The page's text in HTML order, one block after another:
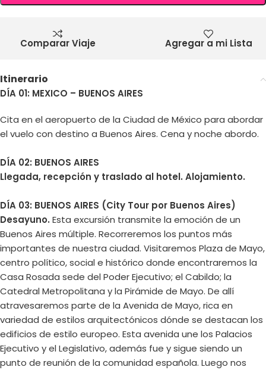
Comparar Viaje Agregar a mi Lista
Itinerario
DÍA 01: MEXICO – BUENOS AIRES
Cita en el aeropuerto de la Ciudad de México para abordar
el vuelo con destino a Buenos Aires. Cena y noche abordo.
DÍA 02: BUENOS AIRES
Llegada, recepción y traslado al hotel. Alojamiento.
DÍA 03: BUENOS AIRES (City Tour por Buenos Aires)
Desayuno. Esta excursión transmite la emoción de un
Buenos Aires múltiple. Recorreremos los puntos más
importantes de nuestra ciudad. Visitaremos Plaza de Mayo,
centro político, social e histórico donde encontraremos la
Casa Rosada sede del Poder Ejecutivo; el Cabildo; la
Catedral Metropolitana y la Pirámide de Mayo. De allí
atravesaremos parte de la Avenida de Mayo, rica en
variedad de estilos arquitectónicos dónde se destacan los
edificios de estilo europeo. Esta avenida une los Palacios
Ejecutivo y el Legislativo, además fue y sigue siendo un
punto de reunión de la comunidad española. Luego nos